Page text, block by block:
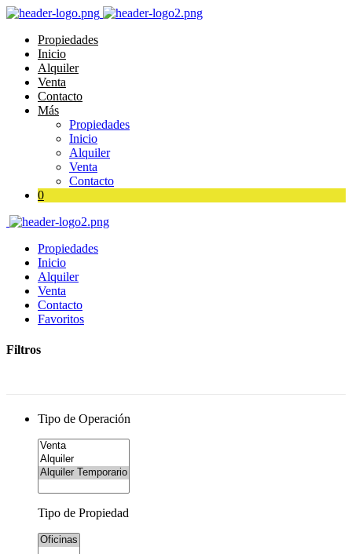
Propiedades
Inicio
Alquiler
Venta
Contacto
Más
Propiedades
Inicio
Alquiler
Venta
Contacto
0
Propiedades
Inicio
Alquiler
Venta
Contacto
Favoritos
Filtros
Tipo de Operación
Tipo de Propiedad